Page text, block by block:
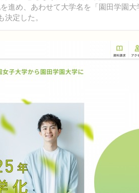
進め、あわせて大学名を「園田学園大
定した。